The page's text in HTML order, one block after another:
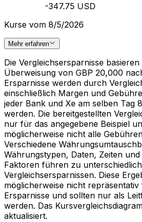
-347.75 USD
Kurse vom 8/5/2026
Mehr erfahren
Die Vergleichsersparnisse
Überweisung von GBP 20,000
Ersparnisse werden durch
einschließlich Margen und
jeder Bank und Xe am selben Tag
werden. Die bereitgestellten
nur für das angegebene Beispiel
möglicherweise nicht alle
Verschiedene
Währungstypen, Daten, Zeiten
Faktoren führen zu
Vergleichsersparnissen. Diese
möglicherweise nicht
Ersparnisse und sollten nur als
werden. Das
aktualisiert.